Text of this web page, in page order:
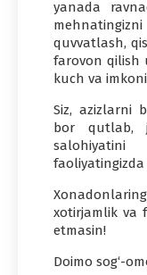
yanada
quvvatlash,
farovon qilish
kuch va
Siz, azizlarni
bor qutlab,
xotirjamlik va
etmasin!
Doimo sog‘-